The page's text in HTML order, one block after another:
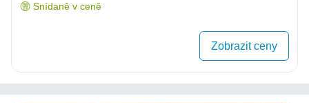
Snídaně v ceně
Zobrazit ceny